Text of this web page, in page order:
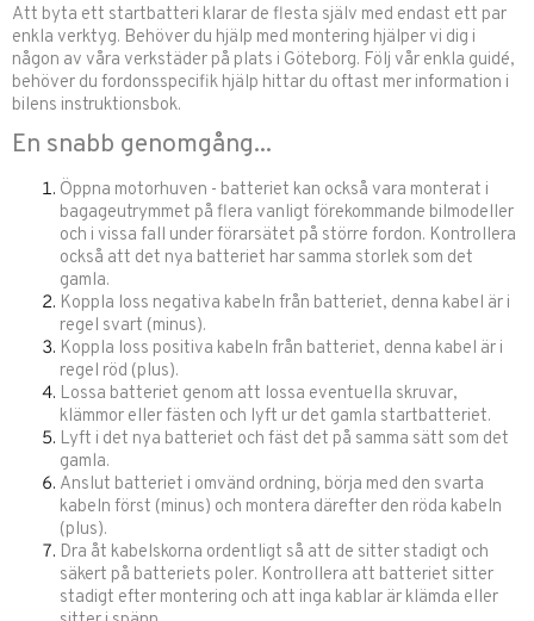
Att byta ett startbatteri klarar de flesta själv med endast ett par
enkla verktyg. Behöver du hjälp med montering hjälper vi dig i
någon av våra verkstäder på plats i Göteborg. Följ vår enkla guidé,
behöver du fordonsspecifik hjälp hittar du oftast mer information i
bilens instruktionsbok.
En snabb genomgång...
Öppna motorhuven - batteriet kan också vara monterat i
bagageutrymmet på flera vanligt förekommande bilmodeller
och i vissa fall under förarsätet på större fordon. Kontrollera
också att det nya batteriet har samma storlek som det
gamla.
Koppla loss negativa kabeln från batteriet, denna kabel är i
regel svart (minus).
Koppla loss positiva kabeln från batteriet, denna kabel är i
regel röd (plus).
Lossa batteriet genom att lossa eventuella skruvar,
klämmor eller fästen och lyft ur det gamla startbatteriet.
Lyft i det nya batteriet och fäst det på samma sätt som det
gamla.
Anslut batteriet i omvänd ordning, börja med den svarta
kabeln först (minus) och montera därefter den röda kabeln
(plus).
Dra åt kabelskorna ordentligt så att de sitter stadigt och
säkert på batteriets poler. Kontrollera att batteriet sitter
stadigt efter montering och att inga kablar är klämda eller